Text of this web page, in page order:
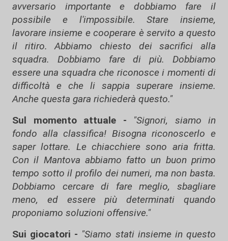
avversario importante e dobbiamo fare il
possibile e l'impossibile. Stare insieme,
lavorare insieme e cooperare è servito a questo
il ritiro. Abbiamo chiesto dei sacrifici alla
squadra. Dobbiamo fare di più. Dobbiamo
essere una squadra che riconosce i momenti di
difficoltà e che li sappia superare insieme.
Anche questa gara richiederà questo."
Sul momento attuale - "Signori, siamo in
fondo alla classifica! Bisogna riconoscerlo e
saper lottare. Le chiacchiere sono aria fritta.
Con il Mantova abbiamo fatto un buon primo
tempo sotto il profilo dei numeri, ma non basta.
Dobbiamo cercare di fare meglio, sbagliare
meno, ed essere più determinati quando
proponiamo soluzioni offensive."
Sui giocatori - "Siamo stati insieme in questo